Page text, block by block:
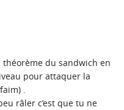
théorème du sandwich en
pour attaquer la
.
râler c’est que tu ne